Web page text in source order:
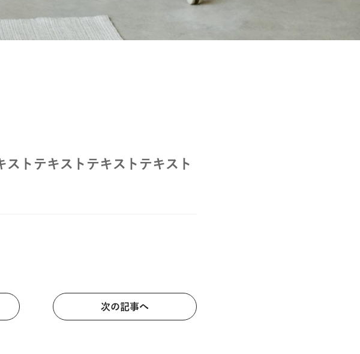
トテキストテキストテキスト
次の記事へ